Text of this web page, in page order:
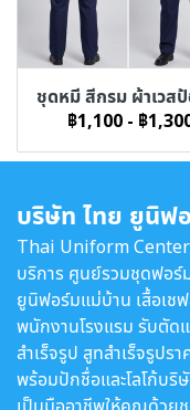
ชุดหมี สีกรม ผ้าเวส
฿1,100 - ฿
บริษัท ไทย ยูนิฟ
Thai Uniform
บริการ ศูนย์รวมชุดฟอร์
ยูนิฟอร์มแม่บ้าน เสื้อเช
พนักงานโรงแรม รับตัด
สำเร็จรูป สูทสำเร็จรูป
พร้อมปักชื่อและโลโก้บริ